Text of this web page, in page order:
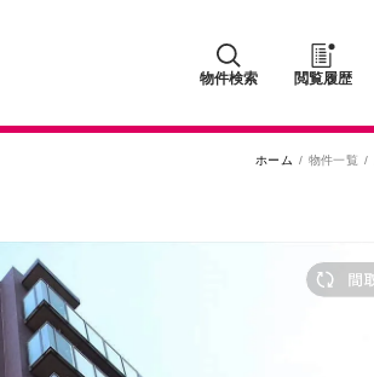
物件検索 閲覧履歴
ホーム 物件一覧